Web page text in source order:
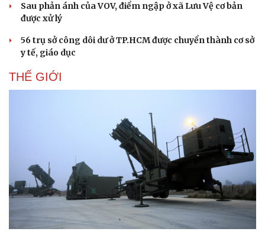
Sau phản ánh của VOV, điểm ngập ở xã Lưu Vệ cơ bản
được xử lý
56 trụ sở công dôi dư ở TP.HCM được chuyển thành cơ sở
y tế, giáo dục
THẾ GIỚI